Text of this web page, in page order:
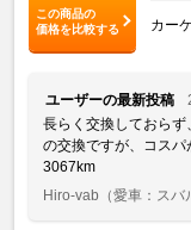
この商品の
価格を比較する
カー
ユーザーの最新投稿
長らく交換しておら
の交換ですが、コス
3067km
Hiro-vab （愛車：スバ